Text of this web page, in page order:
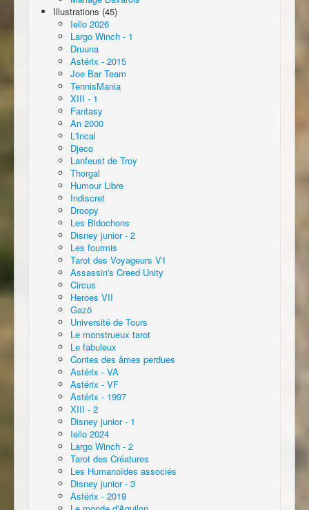
Illustrations (45)
Iello 2026
Largo Winch - 1
Druuna
Astérix - 2015
Joe Bar Team
TennisMania
XIII - 1
Fantasy
An 2000
L'Incal
Djeco
Lanfeust de Troy
Thorgal
Humour Libre
Indiscret
Droopy
Les Bidochons
Disney junior - 2
Les fourmis
Tarot des Voyageurs V1
Assassin's Creed Unity
Circus
Heroes VII
Gazö
Université de Tours
Le monstrueux tarot
Le fabuleux
Contes des âmes perdues
Astérix - VA
Astérix - VF
Astérix - 1997
XIII - 2
Disney junior - 1
Iello 2024
Largo Winch - 2
Tarot des Créatures
Les Humanoïdes associés
Disney junior - 3
Astérix - 2019